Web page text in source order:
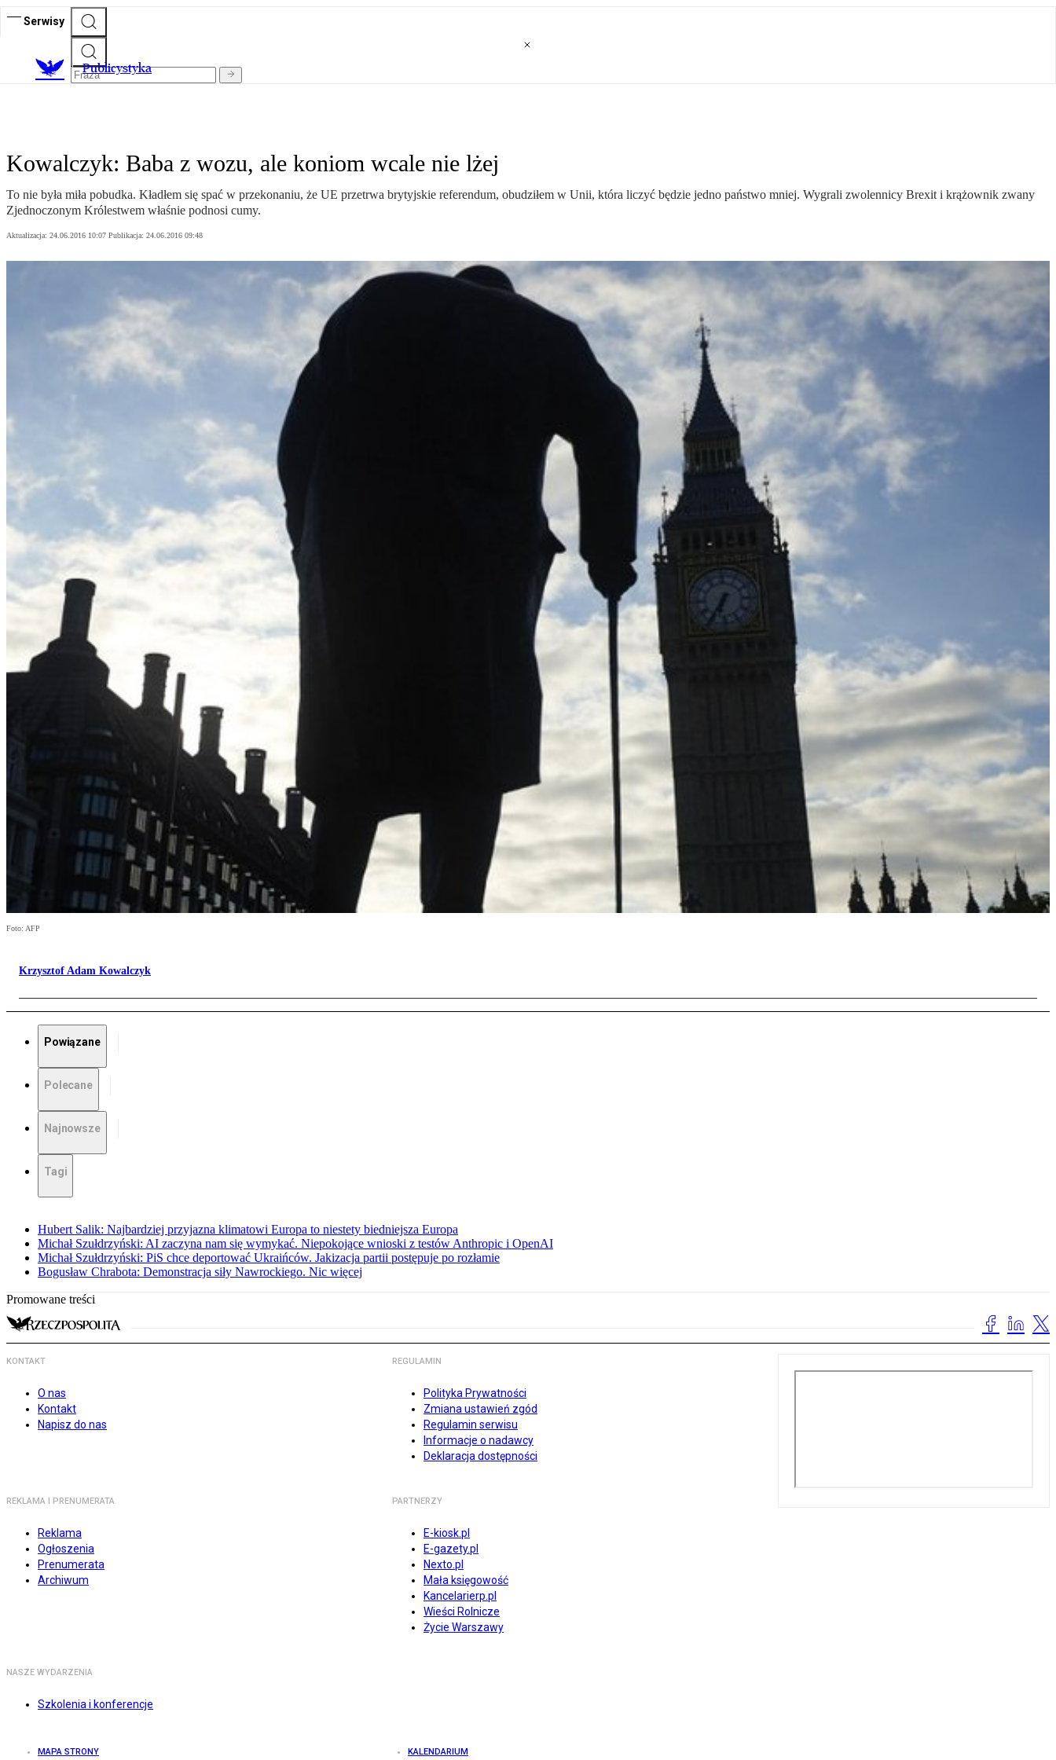
Serwisy
Publicystyka
Kowalczyk: Baba z wozu, ale koniom wcale nie lżej
To nie była miła pobudka. Kładłem się spać w przekonaniu, że UE przetrwa brytyjskie referendum, obudziłem w Unii, która liczyć będzie jedno państwo mniej. Wygrali zwolennicy Brexit i krążownik zwany
Zjednoczonym Królestwem właśnie podnosi cumy.
Aktualizacja: 24.06.2016 10:07 Publikacja: 24.06.2016 09:48
Foto: AFP
Krzysztof Adam Kowalczyk
Powiązane
Polecane
Najnowsze
Tagi
Hubert Salik: Najbardziej przyjazna klimatowi Europa to niestety biedniejsza Europa
Michał Szułdrzyński: AI zaczyna nam się wymykać. Niepokojące wnioski z testów Anthropic i OpenAI
Michał Szułdrzyński: PiS chce deportować Ukraińców. Jakizacja partii postępuje po rozłamie
Bogusław Chrabota: Demonstracja siły Nawrockiego. Nic więcej
Promowane treści
KONTAKT
O nas
Kontakt
Napisz do nas
REGULAMIN
Polityka Prywatności
Zmiana ustawień zgód
Regulamin serwisu
Informacje o nadawcy
Deklaracja dostępności
REKLAMA I PRENUMERATA
Reklama
Ogłoszenia
Prenumerata
Archiwum
PARTNERZY
E-kiosk.pl
E-gazety.pl
Nexto.pl
Mała księgowość
Kancelarierp.pl
Wieści Rolnicze
Życie Warszawy
NASZE WYDARZENIA
Szkolenia i konferencje
MAPA STRONY KALENDARIUM